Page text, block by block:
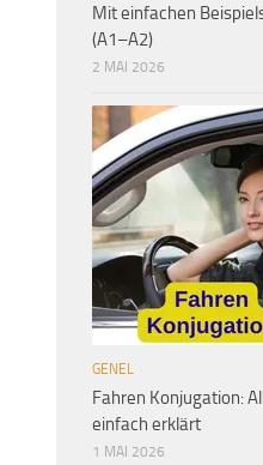
Mit einfachen
(A1–A2)
2 MAI 2026
GENEL
Fahren Konjugation:
einfach erklärt
1 MAI 2026